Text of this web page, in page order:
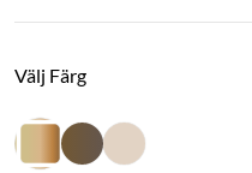
Välj Färg